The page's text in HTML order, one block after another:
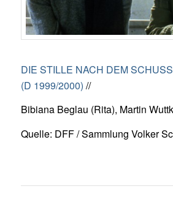
DIE STILLE NACH DEM SCHUSS
(D 1999/2000) //
Bibiana Beglau (Rita), Martin
Quelle: DFF / Sammlung Volker